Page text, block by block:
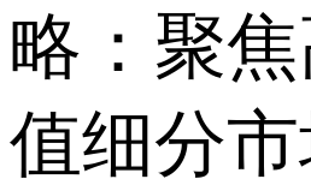
略：聚
值细分